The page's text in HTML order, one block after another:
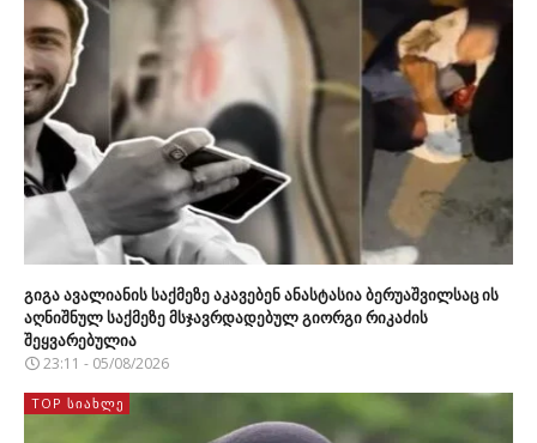
გიგა ავალიანის საქმეზე აკავებენ ანასტასია ბერუაშვილსაც ის
აღნიშნულ საქმეზე მსჯავრდადებულ გიორგი რიკაძის
შეყვარებულია
23:11 - 05/08/2026
TOP ᲡᲘᲐᲮᲚᲔ